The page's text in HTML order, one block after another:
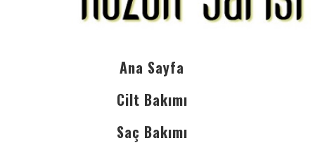
Ana Sayfa
Cilt Bakımı
Saç Bakımı